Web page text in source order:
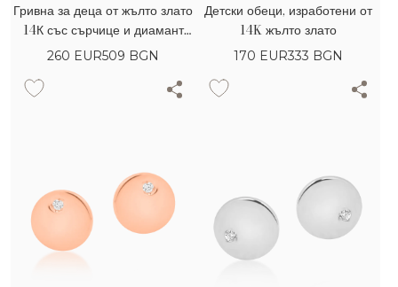
Гривна за деца от жълто злато
14К със сърчице и диамант
0.02гкт
260 EUR509 BGN
Детски обеци, изработени от
14K жълто злато
170 EUR333 BGN